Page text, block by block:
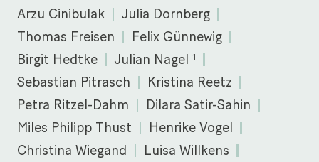
Arzu Cinibulak
Julia Dornberg
Thomas Freisen
Felix Günnewig
Birgit Hedtke
Julian Nagel 1
Sebastian Pitrasch
Kristina Reetz
Petra Ritzel-Dahm
Dilara Satir-Sahin
Miles Philipp Thust
Henrike Vogel
Christina Wiegand
Luisa Willkens